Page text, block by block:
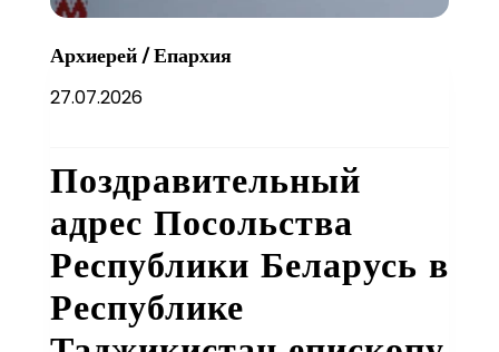
Архиерей/Епархия
27.07.2026
Поздравительный
адрес Посольства
Республики Беларусь в
Республике